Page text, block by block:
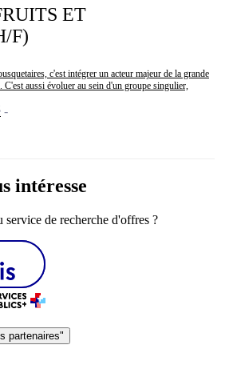
ET
F)
c'est intégrer un acteur majeur de la grande
C'est aussi évoluer au sein d'un groupe singulier,
intéresse
service de recherche d'offres ?
partenaires"